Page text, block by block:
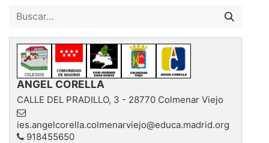
ANGEL CORELLA
CALLE DEL PRADILLO, 3 - 28770 Colmenar Viejo
ies.angelcorella.colmenarviejo@educa.madrid.org
918455650